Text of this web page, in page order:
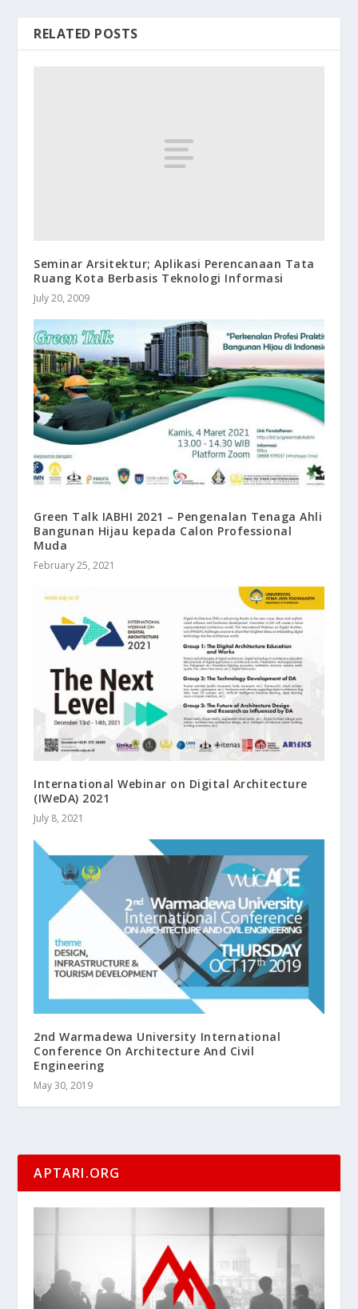
RELATED POSTS
Seminar Arsitektur; Aplikasi Perencanaan Tata
Ruang Kota Berbasis Teknologi Informasi
July 20, 2009
Green Talk IABHI 2021 – Pengenalan Tenaga Ahli
Bangunan Hijau kepada Calon Professional
Muda
February 25, 2021
International Webinar on Digital Architecture
(IWeDA) 2021
July 8, 2021
2nd Warmadewa University International
Conference On Architecture And Civil
Engineering
May 30, 2019
APTARI.ORG